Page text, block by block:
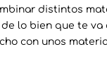
distintos
lo bien que te va
con unos